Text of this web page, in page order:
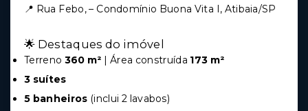
📍 Rua Febo, – Condomínio Buona Vita I, Atibaia/SP
🌟 Destaques do imóvel
Terreno 360 m² | Área construída 173 m²
3 suítes
5 banheiros (inclui 2 lavabos)